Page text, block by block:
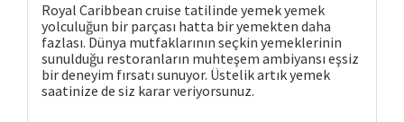
Royal Caribbean cruise tatilinde yemek yemek
yolculuğun bir parçası hatta bir yemekten daha
fazlası. Dünya mutfaklarının seçkin yemeklerinin
sunulduğu restoranların muhteşem ambiyansı eşsiz
bir deneyim fırsatı sunuyor. Üstelik artık yemek
saatinize de siz karar veriyorsunuz.